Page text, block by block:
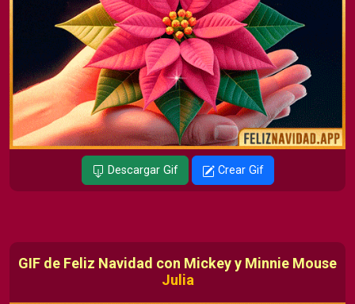
Descargar Gif Crear Gif
GIF de Feliz Navidad con Mickey y Minnie Mouse
Julia